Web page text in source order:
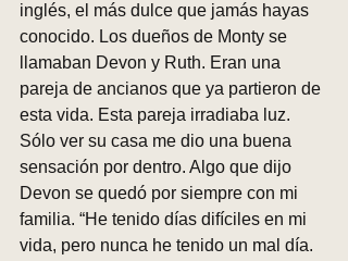
inglés, el más dulce que jamás hayas
conocido. Los dueños de Monty se
llamaban Devon y Ruth. Eran una
pareja de ancianos que ya partieron de
esta vida. Esta pareja irradiaba luz.
Sólo ver su casa me dio una buena
sensación por dentro. Algo que dijo
Devon se quedó por siempre con mi
familia. “He tenido días difíciles en mi
vida, pero nunca he tenido un mal día.